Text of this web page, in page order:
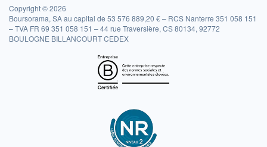
Copyright © 2026
Boursorama, SA au capital de 53 576 889,20 € – RCS Nanterre 351 058 151
– TVA FR 69 351 058 151 – 44 rue Traversière, CS 80134, 92772
BOULOGNE BILLANCOURT CEDEX